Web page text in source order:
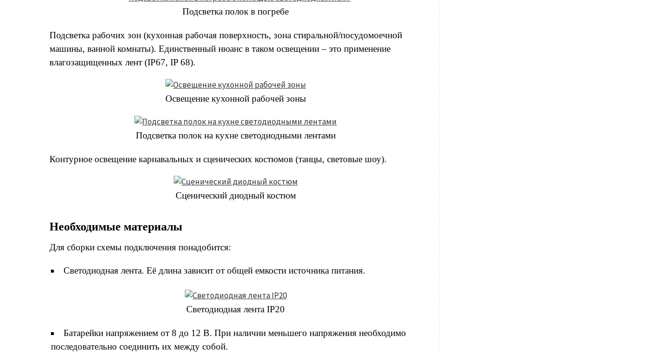
Подсветка полок в погребе
Подсветка рабочих зон (кухонная рабочая поверхность, зона стиральной/посудомоечной
машины, ванной комнаты). Единственный нюанс в таком освещении – это применение
влагозащищенных лент (IP67, IP 68).
Освещение кухонной рабочей зоны
Подсветка полок на кухне светодиодными лентами
Контурное освещение карнавальных и сценических костюмов (танцы, световые шоу).
Сценический диодный костюм
Необходимые материалы
Для сборки схемы подключения понадобится:
Светодиодная лента. Её длина зависит от общей емкости источника питания.
Светодиодная лента IP20
Батарейки напряжением от 8 до 12 В. При наличии меньшего напряжения необходимо
последовательно соединить их между собой.